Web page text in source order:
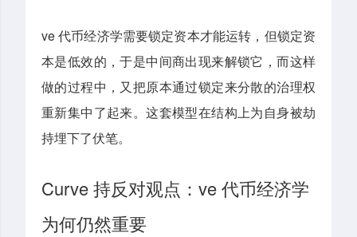
ve 代币经济学需要锁定资本才能运转，但锁定资
本是低效的，于是中间商出现来解锁它，而这样
做的过程中，又把原本通过锁定来分散的治理权
重新集中了起来。这套模型在结构上为自身被劫
持埋下了伏笔。
Curve 持反对观点：ve 代币经济学
为何仍然重要